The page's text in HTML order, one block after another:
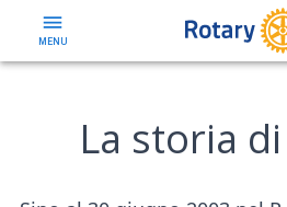
MENU
La storia